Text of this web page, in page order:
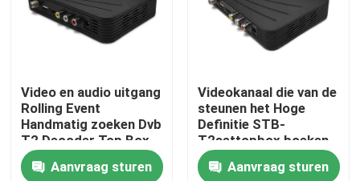
Fabrieksreis
Contacteer ons
Vraag een offerte aan
Video en audio uitgang
Rolling Event
Handmatig zoeken Dvb
T2 Decoder Top Box
Aanvraag sturen
Videokanaal die van de
steunen het Hoge
Definitie STB-
T2settopbox boeken
van Verbeteringsdvb
Aanvraag sturen